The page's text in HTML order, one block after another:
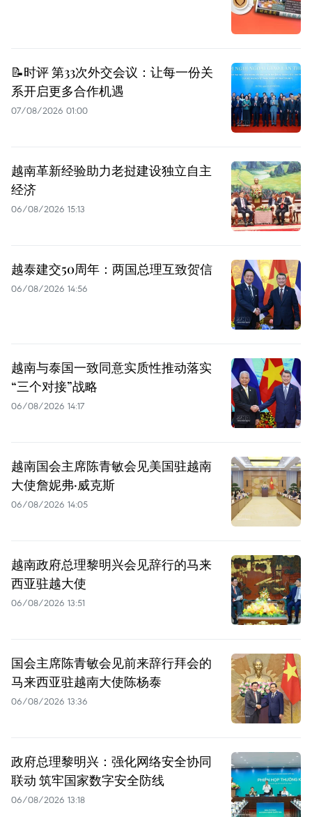
📝时评 第33次外交会议：让每一份关
系开启更多合作机遇
07/08/2026 01:00
越南革新经验助力老挝建设独立自主
经济
06/08/2026 15:13
越泰建交50周年：两国总理互致贺信
06/08/2026 14:56
越南与泰国一致同意实质性推动落实
“三个对接”战略
06/08/2026 14:17
越南国会主席陈青敏会见美国驻越南
大使詹妮弗·威克斯
06/08/2026 14:05
越南政府总理黎明兴会见辞行的马来
西亚驻越大使
06/08/2026 13:51
国会主席陈青敏会见前来辞行拜会的
马来西亚驻越南大使陈杨泰
06/08/2026 13:36
政府总理黎明兴：强化网络安全协同
联动 筑牢国家数字安全防线
06/08/2026 13:18